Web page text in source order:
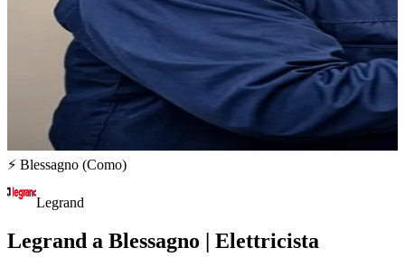
⚡ Blessagno (Como)
Legrand
Legrand a Blessagno | Elettricista